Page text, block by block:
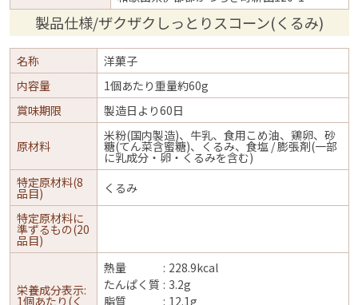
製品仕様/ザクザクしっとりスコーン(くるみ)
名称
洋菓子
内容量
1個あたり重量約60g
賞味期限
製造日より60日
原材料
米粉(国内製造)、牛乳、食用こめ油、鶏卵、砂
糖(てん菜含蜜糖)、くるみ、食塩 / 膨張剤(一部
に乳成分・卵・くるみを含む)
特定原材料(8
品目)
くるみ
特定原材料に
準ずるもの(20
品目)
栄養成分表示:
1個あたり(く
熱量
228.9kcal
たんぱく質
3.2g
脂質
12.1g